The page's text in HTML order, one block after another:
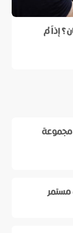
إذاً لم
مجموعة